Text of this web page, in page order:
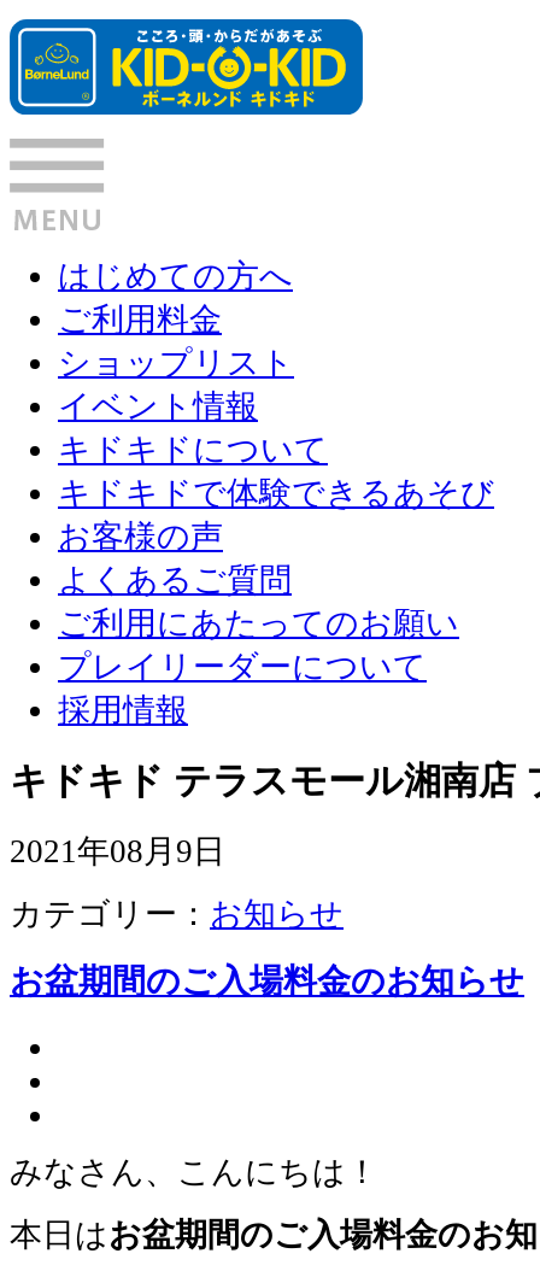
はじめての方へ
ご利用料金
ショップリスト
イベント情報
キドキドについて
キドキドで体験できるあそび
お客様の声
よくあるご質問
ご利用にあたってのお願い
プレイリーダーについて
採用情報
キドキド テラスモール湘南店
2021年08月9日
カテゴリー： お知らせ
お盆期間のご入場料金のお知らせ
みなさん、こんにちは！
本日はお盆期間のご入場料金のお